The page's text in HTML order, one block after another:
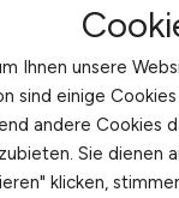
Ihnen unsere
sind einige
andere Cookies
Sie dienen
klicken,